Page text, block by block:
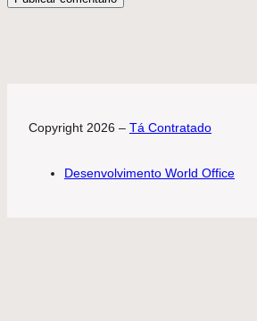
Copyright 2026 – Tá Contratado
Desenvolvimento World Office